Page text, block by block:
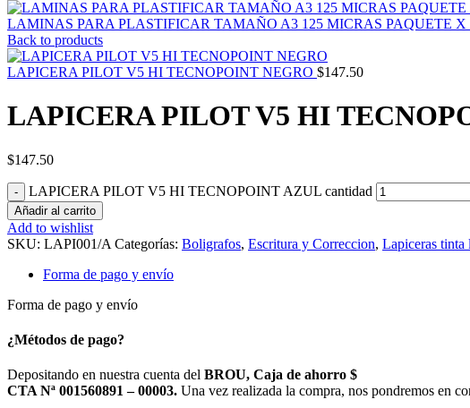
LAMINAS PARA PLASTIFICAR TAMAÑO A3 125 MICRAS PAQUETE X
Back to products
LAPICERA PILOT V5 HI TECNOPOINT NEGRO $147.50
LAPICERA PILOT V5 HI
$147.50
LAPICERA PILOT V5 HI TECNOPOINT AZUL cantidad
Añadir al carrito
Add to wishlist
SKU: LAPI001/A Categorías: Boligrafos, Escritura y Correccion, Lapiceras tinta
Forma de pago y envío
Forma de pago y envío
¿Métodos de pago?
Depositando en nuestra cuenta del BROU, Caja de ahorro $
CTA Nª 001560891 – 00003. Una vez realizada la compra, nos pondremos en